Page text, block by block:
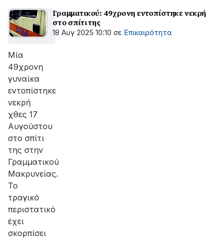
Γραμματικού: 49χρονη εντοπίστηκε νεκρή
στο σπίτι της
18 Αυγ 2025 10:10 σε Επικαιρότητα
Μία
49χρονη
γυναίκα
εντοπίστηκε
νεκρή
χθες 17
Αυγούστου
στο σπίτι
της στην
Γραμματικού
Μακρυνείας.
Το
τραγικό
περιστατικό
έχει
σκορπίσει